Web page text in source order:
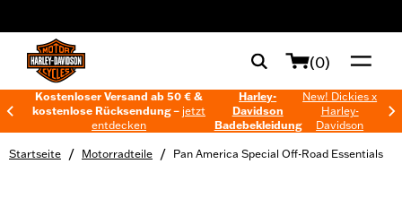
(0)
Kostenloser Versand ab 50 € &
kostenlose Rücksendung – jetzt
entdecken
Harley-
Davidson
Badebekleidung
New! Dickies x
Harley-
Davidson
Startseite / Motorradteile / Pan America Special Off-Road Essentials